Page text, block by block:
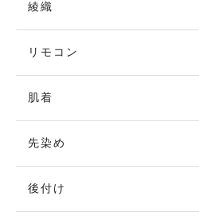
綾織
リモコン
肌着
先染め
後付け